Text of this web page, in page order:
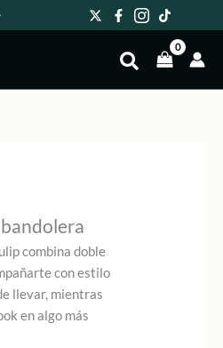
combina doble
con estilo
llevar, mientras
en algo más